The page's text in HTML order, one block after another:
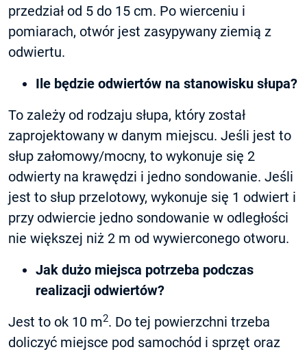
przedział od 5 do 15 cm. Po wierceniu i
pomiarach, otwór jest zasypywany ziemią z
odwiertu.
Ile będzie odwiertów na stanowisku słupa?
To zależy od rodzaju słupa, który został
zaprojektowany w danym miejscu. Jeśli jest to
słup załomowy/mocny, to wykonuje się 2
odwierty na krawędzi i jedno sondowanie. Jeśli
jest to słup przelotowy, wykonuje się 1 odwiert i
przy odwiercie jedno sondowanie w odległości
nie większej niż 2 m od wywierconego otworu.
Jak dużo miejsca potrzeba podczas
realizacji odwiertów?
Jest to ok 10 m2. Do tej powierzchni trzeba
doliczyć miejsce pod samochód i sprzęt oraz